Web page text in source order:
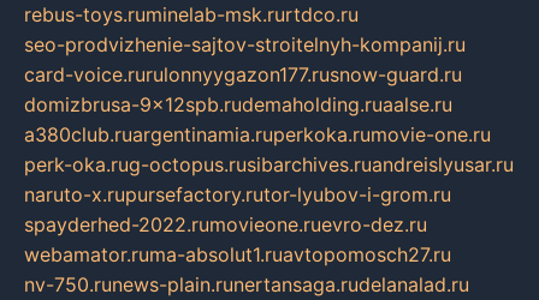
rebus-toys.ruminelab-msk.rurtdco.ru
seo-prodvizhenie-sajtov-stroitelnyh-kompanij.ru
card-voice.rurulonnyygazon177.rusnow-guard.ru
domizbrusa-9x12spb.rudemaholding.ruaalse.ru
a380club.ruargentinamia.ruperkoka.rumovie-one.ru
perk-oka.rug-octopus.rusibarchives.ruandreislyusar.ru
naruto-x.rupursefactory.rutor-lyubov-i-grom.ru
spayderhed-2022.rumovieone.ruevro-dez.ru
webamator.ruma-absolut1.ruavtopomosch27.ru
nv-750.runews-plain.runertansaga.rudelanalad.ru